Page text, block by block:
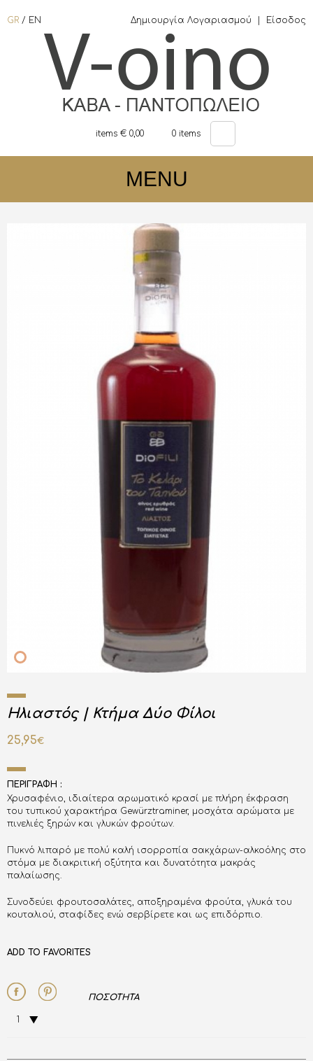
GR / EN Δημιουργία Λογαριασμού Είσοδος
items € 0,00 0 items
MENU
Ηλιαστός | Κτήμα Δύο Φίλοι
25,95€
ΠΕΡΙΓΡΑΦΗ :
Χρυσαφένιο, ιδιαίτερα αρωματικό κρασί με πλήρη έκφραση
του τυπικού χαρακτήρα Gewürztraminer, μοσχάτα αρώματα με
πινελιές ξηρών και γλυκών φρούτων.
Πυκνό λιπαρό με πολύ καλή ισορροπία σακχάρων-αλκοόλης στο
στόμα με διακριτική οξύτητα και δυνατότητα μακράς
παλαίωσης.
Συνοδεύει φρουτοσαλάτες, αποξηραμένα φρούτα, γλυκά του
κουταλιού, σταφίδες ενώ σερβίρετε και ως επιδόρπιο.
ADD TO FAVORITES
ΠΟΣΟΤΗΤΑ
1